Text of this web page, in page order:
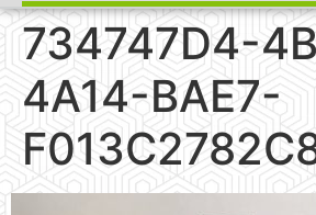
734747D4-
4A14-BAE7-